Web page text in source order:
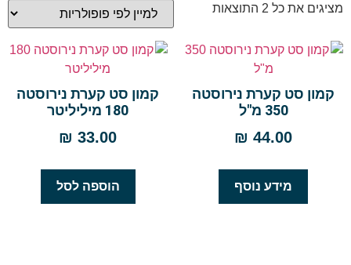
מציגים את כל ⁦2⁩ התוצאות
קמון סט קערת נירוסטה
350 מ"ל
₪ 44.00
מידע נוסף
קמון סט קערת נירוסטה
180 מיליליטר
₪ 33.00
הוספה לסל